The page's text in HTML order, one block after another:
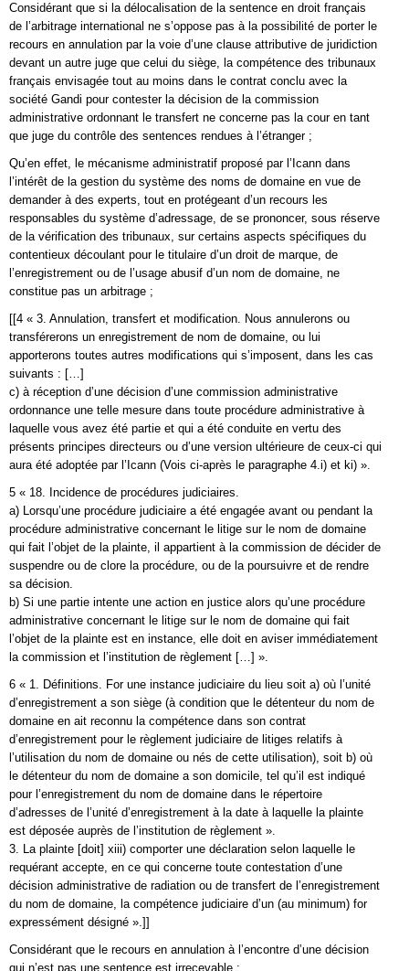
Considérant que si la délocalisation de la sentence en droit français
de l’arbitrage international ne s’oppose pas à la possibilité de porter le
recours en annulation par la voie d’une clause attributive de juridiction
devant un autre juge que celui du siège, la compétence des tribunaux
français envisagée tout au moins dans le contrat conclu avec la
société Gandi pour contester la décision de la commission
administrative ordonnant le transfert ne concerne pas la cour en tant
que juge du contrôle des sentences rendues à l’étranger ;
Qu’en effet, le mécanisme administratif proposé par l’Icann dans
l’intérêt de la gestion du système des noms de domaine en vue de
demander à des experts, tout en protégeant d’un recours les
responsables du système d’adressage, de se prononcer, sous réserve
de la vérification des tribunaux, sur certains aspects spécifiques du
contentieux découlant pour le titulaire d’un droit de marque, de
l’enregistrement ou de l’usage abusif d’un nom de domaine, ne
constitue pas un arbitrage ;
[[4 « 3. Annulation, transfert et modification. Nous annulerons ou
transférerons un enregistrement de nom de domaine, ou lui
apporterons toutes autres modifications qui s’imposent, dans les cas
suivants : […]
c) à réception d’une décision d’une commission administrative
ordonnance une telle mesure dans toute procédure administrative à
laquelle vous avez été partie et qui a été conduite en vertu des
présents principes directeurs ou d’une version ultérieure de ceux-ci qui
aura été adoptée par l’Icann (Vois ci-après le paragraphe 4.i) et ki) ».
5 « 18. Incidence de procédures judiciaires.
a) Lorsqu’une procédure judiciaire a été engagée avant ou pendant la
procédure administrative concernant le litige sur le nom de domaine
qui fait l’objet de la plainte, il appartient à la commission de décider de
suspendre ou de clore la procédure, ou de la poursuivre et de rendre
sa décision.
b) Si une partie intente une action en justice alors qu’une procédure
administrative concernant le litige sur le nom de domaine qui fait
l’objet de la plainte est en instance, elle doit en aviser immédiatement
la commission et l’institution de règlement […] ».
6 « 1. Définitions. For une instance judiciaire du lieu soit a) où l’unité
d’enregistrement a son siège (à condition que le détenteur du nom de
domaine en ait reconnu la compétence dans son contrat
d’enregistrement pour le règlement judiciaire de litiges relatifs à
l’utilisation du nom de domaine ou nés de cette utilisation), soit b) où
le détenteur du nom de domaine a son domicile, tel qu’il est indiqué
pour l’enregistrement du nom de domaine dans le répertoire
d’adresses de l’unité d’enregistrement à la date à laquelle la plainte
est déposée auprès de l’institution de règlement ».
3. La plainte [doit] xiii) comporter une déclaration selon laquelle le
requérant accepte, en ce qui concerne toute contestation d’une
décision administrative de radiation ou de transfert de l’enregistrement
du nom de domaine, la compétence judiciaire d’un (au minimum) for
expressément désigné ».]]
Considérant que le recours en annulation à l’encontre d’une décision
qui n’est pas une sentence est irrecevable ;